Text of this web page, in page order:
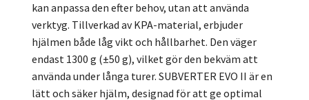
kan anpassa den efter behov, utan att använda
verktyg. Tillverkad av KPA-material, erbjuder
hjälmen både låg vikt och hållbarhet. Den väger
endast 1300 g (±50 g), vilket gör den bekväm att
använda under långa turer. SUBVERTER EVO II är en
lätt och säker hjälm, designad för att ge optimal